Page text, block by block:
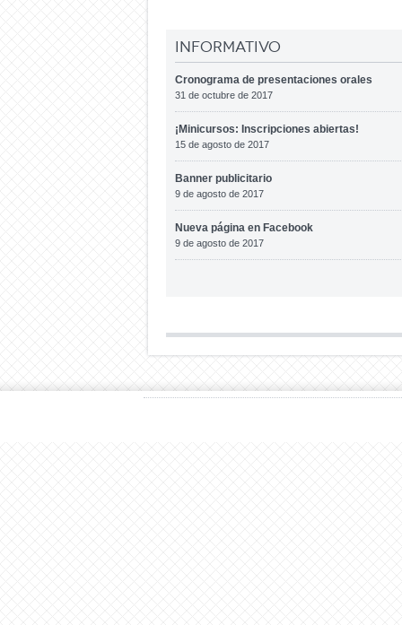
Informativo
Cronograma de presentaciones orales
31 de octubre de 2017
¡Minicursos: Inscripciones abiertas!
15 de agosto de 2017
Banner publicitario
9 de agosto de 2017
Nueva página en Facebook
9 de agosto de 2017